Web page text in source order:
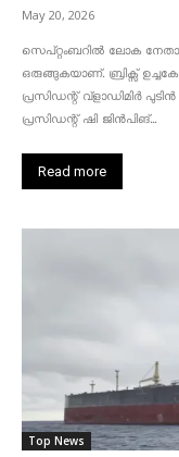
May 20, 2026
സെപ്റ്റംബറിൽ ലോക
ഒരുങ്ങുകയാണ്. ബ്രിക്സ്
പ്രസിഡന്റ് വ്‌ളാഡിമിർ
പ്രസിഡന്റ് ഷി ജിൻപിങ്...
Read more
Top News